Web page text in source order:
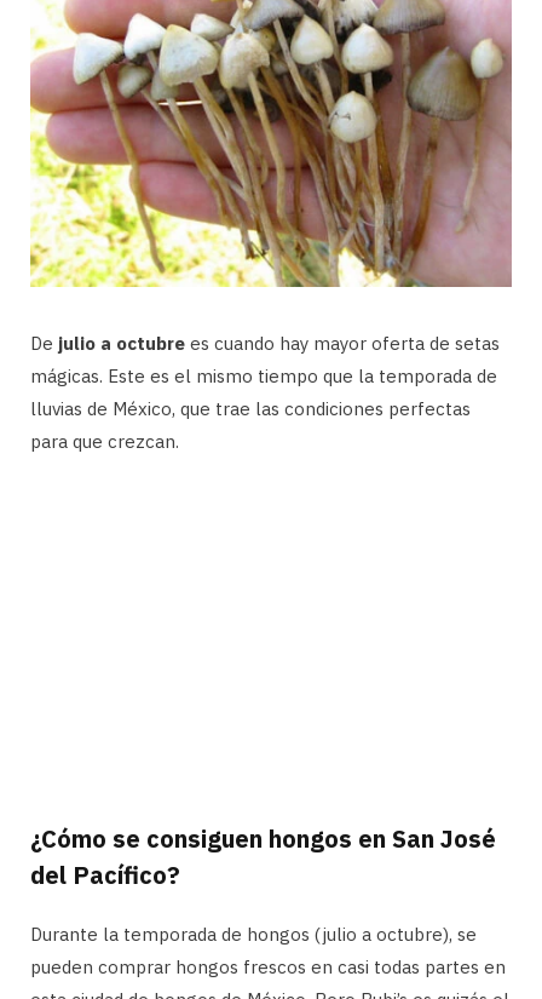
De julio a octubre es cuando hay mayor oferta de setas
mágicas. Este es el mismo tiempo que la temporada de
lluvias de México, que trae las condiciones perfectas
para que crezcan.
¿Cómo se consiguen hongos en San José
del Pacífico?
Durante la temporada de hongos (julio a octubre), se
pueden comprar hongos frescos en casi todas partes en